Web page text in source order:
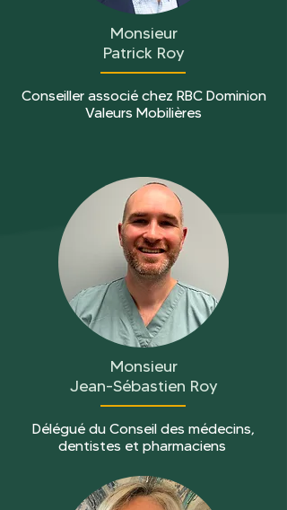
Monsieur
Patrick Roy
Conseiller associé chez RBC Dominion
Valeurs Mobilières
Monsieur
Jean-Sébastien Roy
Délégué du Conseil des médecins,
dentistes et pharmaciens